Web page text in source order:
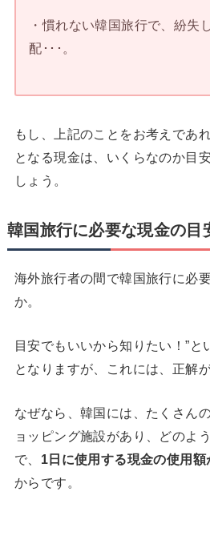
・慣れない韓国旅行で、紛失
配･･･。
もし、上記のことをお考えであ
となる現金は、いくらなのか目
しょう。
韓国旅行に必要な現金の目
海外旅行者の間で韓国旅行に必
か。
目安でもいいから知りたい！”と
となりますが、これには、正解
なぜなら、韓国には、たくさん
ョッピング施設があり、どのよ
で、 1 日に使用する現金の使用
からです。